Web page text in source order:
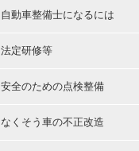
自動車整備士になるには
法定研修等
安全のための点検整備
なくそう車の不正改造